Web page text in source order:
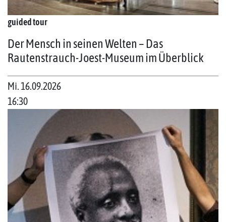
guided tour
Der Mensch in seinen Welten – Das
Rautenstrauch-Joest-Museum im Überblick
Mi. 16.09.2026
16:30